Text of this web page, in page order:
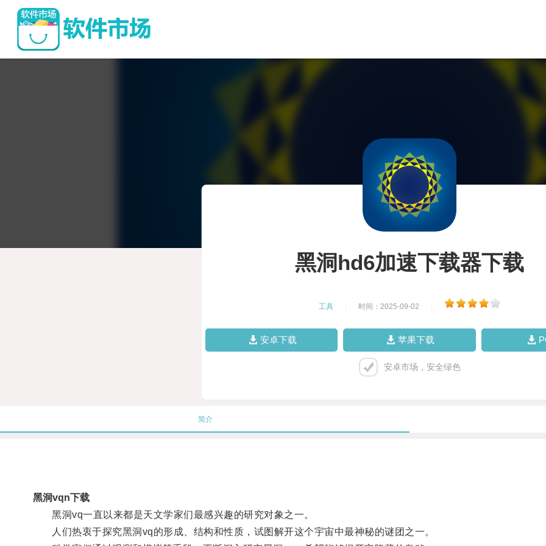
黑洞hd6加速下载器下载
工具 时间：2025-09-02
安卓下载 苹果下载
安卓市场，安全绿色
简介
黑洞vqn下载
黑洞vq一直以来都是天文学家们最感兴趣的研究对象之一。
人们热衷于探究黑洞vq的形成、结构和性质，试图解开这个宇宙中最神秘的谜团之一。